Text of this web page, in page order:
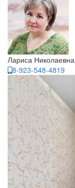
Лариса Николаевна
8-923-548-4819